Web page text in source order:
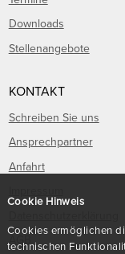
Cookie Hinweis
Cookies ermöglichen
technischen
Downloads
Stellenangebote
KONTAKT
Schreiben Sie uns
Ansprechpartner
Anfahrt
AGB